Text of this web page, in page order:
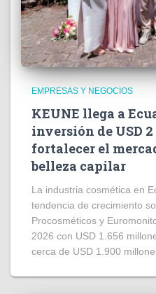
EMPRESAS Y NEGOCIOS
KEUNE llega a
inversión de USD
fortalecer el
belleza capilar
La industria cosmética en
tendencia de crecimiento
Procosméticos y
2026 con USD 1.656
cerca de USD 1.900